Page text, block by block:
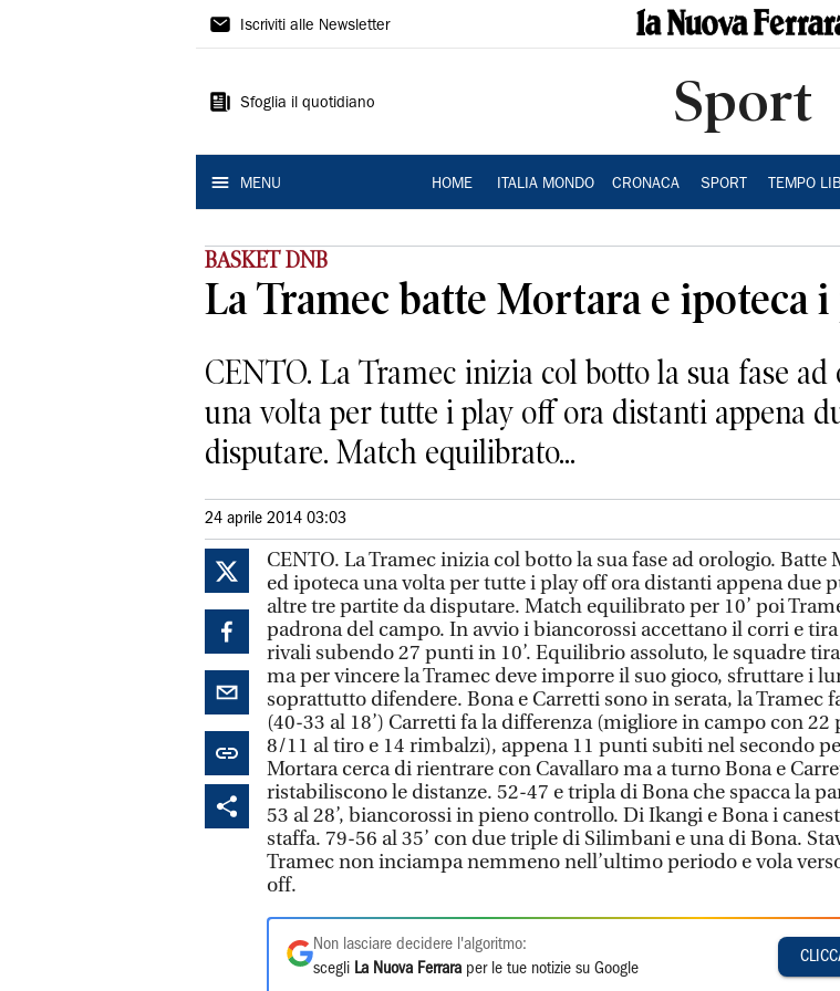
La
Ferrara
Iscriviti alle Newsletter
Sfoglia il quotidiano Sport
MENU HOME ITALIA MONDO CRONACA SPORT TEMPO
BASKET DNB
La Tramec batte Mortara e ipoteca
CENTO. La Tramec inizia col botto la sua fase
una volta per tutte i play off ora distanti appena
disputare. Match equilibrato...
24 aprile 2014 03:03
CENTO. La Tramec inizia col botto la sua fase ad orologio. Batte
ed ipoteca una volta per tutte i play off ora distanti appena due
altre tre partite da disputare. Match equilibrato per 10’ poi
padrona del campo. In avvio i biancorossi accettano il corri e
rivali subendo 27 punti in 10’. Equilibrio assoluto, le squadre
ma per vincere la Tramec deve imporre il suo gioco, sfruttare i
soprattutto difendere. Bona e Carretti sono in serata, la Tramec
(40-33 al 18’) Carretti fa la differenza (migliore in campo con 22
8/11 al tiro e 14 rimbalzi), appena 11 punti subiti nel secondo
Mortara cerca di rientrare con Cavallaro ma a turno Bona e
ristabiliscono le distanze. 52-47 e tripla di Bona che spacca la
53 al 28’, biancorossi in pieno controllo. Di Ikangi e Bona i
staffa. 79-56 al 35’ con due triple di Silimbani e una di Bona.
Tramec non inciampa nemmeno nell’ultimo periodo e vola
off.
Non lasciare decidere l'algoritmo:
scegli La Nuova Ferrara per le tue notizie su Google